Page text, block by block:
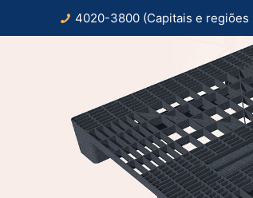
4020-3800 (Capitais e regiões